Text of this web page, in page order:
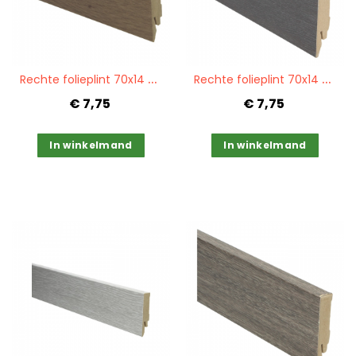
R
echte folieplint 70x14 eiken gerookt PPC 27163
€ 7,75
In winkelmand
R
echte folieplint 70x14 zwart geolied PPC 27135
€ 7,75
In winkelmand